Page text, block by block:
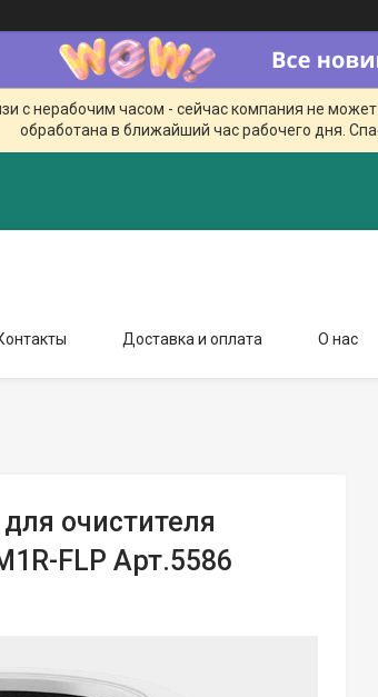
с нерабочим часом - сейчас компания не
обработана в ближайший час рабочего дня.
Доставка и оплата О нас
очистителя
FLP Арт.5586